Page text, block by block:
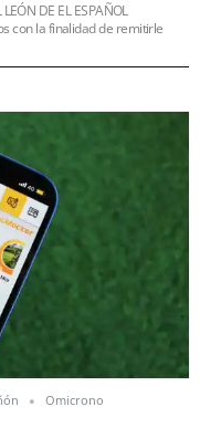
DE EL ESPAÑOL
con la finalidad de remitirle
Omicrono